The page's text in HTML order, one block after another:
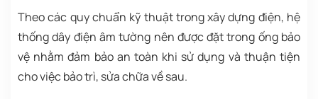
Theo các quy chuẩn kỹ thuật trong xây dựng điện, hệ
thống dây điện âm tường nên được đặt trong ống bảo
vệ nhằm đảm bảo an toàn khi sử dụng và thuận tiện
cho việc bảo trì, sửa chữa về sau.